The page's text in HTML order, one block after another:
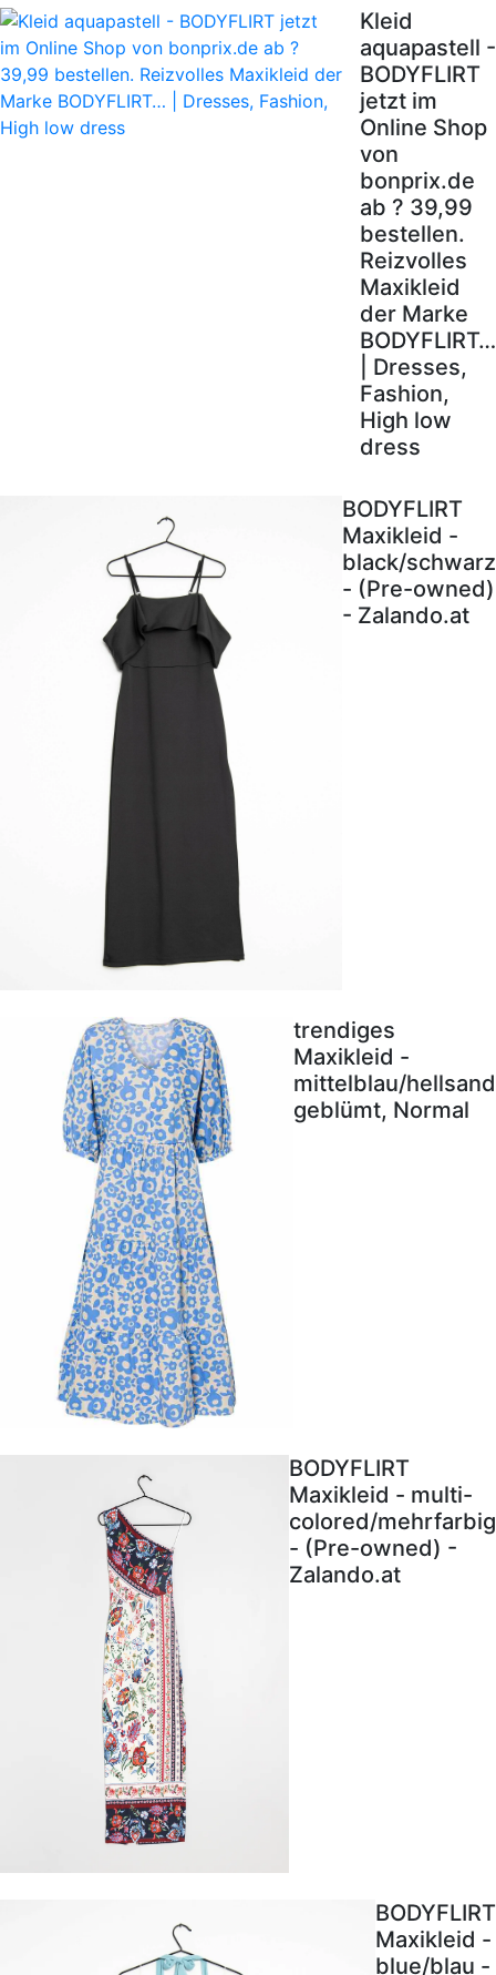
Kleid
aquapastell -
BODYFLIRT
jetzt im
Online Shop
von
bonprix.de
ab ? 39,99
bestellen.
Reizvolles
Maxikleid
der Marke
BODYFLIRT…
| Dresses,
Fashion,
High low
dress
BODYFLIRT
Maxikleid -
black/schwarz
- (Pre-owned)
- Zalando.at
trendiges
Maxikleid -
mittelblau/hellsand
geblümt, Normal
BODYFLIRT
Maxikleid - multi-
colored/mehrfarbig
- (Pre-owned) -
Zalando.at
BODYFLIRT
Maxikleid -
blue/blau -